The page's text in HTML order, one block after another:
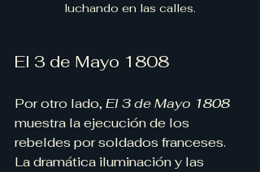
luchando en las calles.
El 3 de Mayo 1808
Por otro lado, El 3 de Mayo 1808
muestra la ejecución de los
rebeldes por soldados franceses.
La dramática iluminación y las